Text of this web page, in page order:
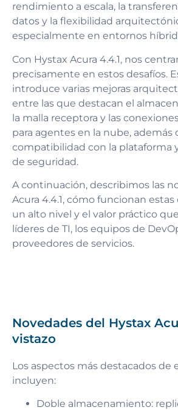
rendimiento a escala, la
datos y la flexibilidad
especialmente en entornos
Con Hystax Acura 4.4.1, nos
precisamente en estos desafíos.
introduce varias mejoras
entre las que destacan el
la malla receptora y las
para agentes en la nube, además
compatibilidad con la plataforma
de seguridad.
A continuación, describimos las
Acura 4.4.1, cómo funcionan estas
un alto nivel y el valor práctico
líderes de TI, los equipos de
proveedores de servicios.
Novedades del Hystax
vistazo
Los aspectos más destacados de
incluyen:
Doble almacenamiento: